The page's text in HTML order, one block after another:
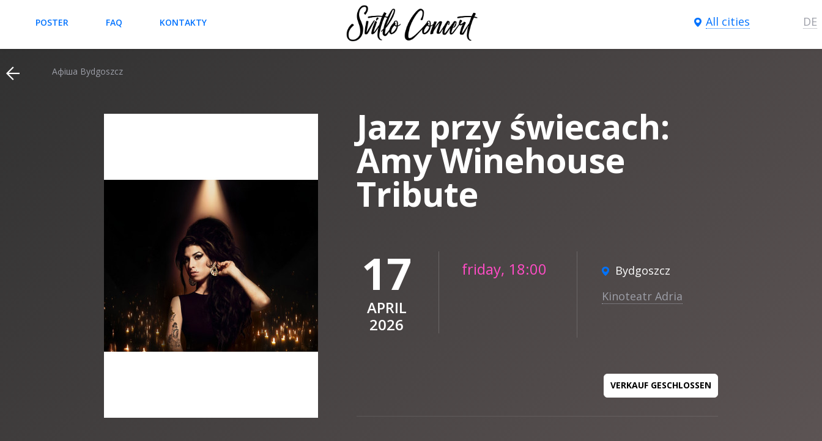
POSTER FAQ KONTAKTY All cities DE
Афіша Bydgoszcz
Jazz przy świecach:
Amy Winehouse
Tribute
Bydgoszcz
Kinoteatr Adria
17
APRIL
2026
friday, 18:00
VERKAUF GESCHLOSSEN